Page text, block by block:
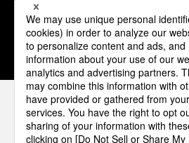
1 2 3 4
パナソニックの電気設備